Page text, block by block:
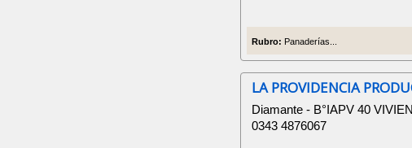
Rubro: Panaderías...
LA PROVIDENCIA
Diamante - B°IAPV 40
0343 4876067